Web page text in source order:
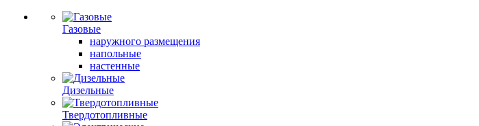
Газовые
наружного размещения
напольные
настенные
Дизельные
Твердотопливные